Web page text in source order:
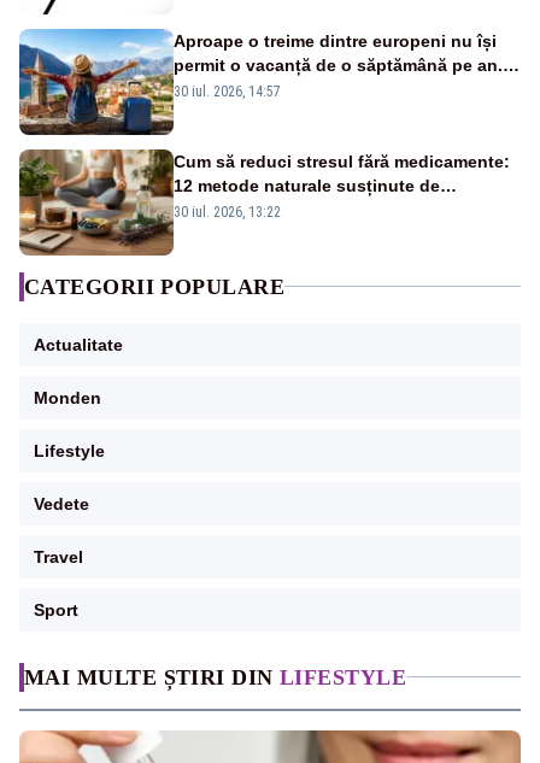
MAI MULTE ȘTIRI DIN LIFESTYLE
Aproape o treime dintre europeni nu își
permit o vacanță de o săptămână pe an.
România, pe primul loc în UE
30 iul. 2026, 14:57
Cum să reduci stresul fără medicamente:
12 metode naturale susținute de
specialiști
30 iul. 2026, 13:22
CATEGORII POPULARE
Actualitate
Monden
Lifestyle
Vedete
Travel
Sport